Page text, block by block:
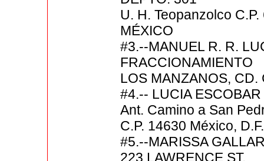
U. H. Teopanzolco
MÉXICO
#3.--MANUEL R. R.
FRACCIONAMIENTO
LOS MANZANOS,
#4.-- LUCIA ESCOBAR
Ant. Camino a San
C.P. 14630 México,
#5.--MARISSA
223 LAWRENCE ST.